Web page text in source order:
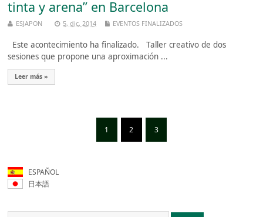
tinta y arena” en Barcelona
ESJAPON 5, dic, 2014 EVENTOS FINALIZADOS
Este acontecimiento ha finalizado. Taller creativo de dos
sesiones que propone una aproximación ...
Leer más »
1 2 3
ESPAÑOL
日本語